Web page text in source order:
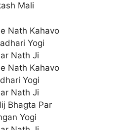
Mali
Nath Kahavo
Yogi
Nath Ji
Nath Kahavo
Yogi
Nath Ji
Bhagta Par
Yogi